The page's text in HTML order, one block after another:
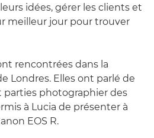
idées, gérer les clients et
meilleur jour pour trouver
rencontrées dans la
Londres. Elles ont parlé de
photographier des
à Lucia de présenter à
EOS R.